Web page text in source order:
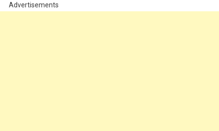
Advertisements